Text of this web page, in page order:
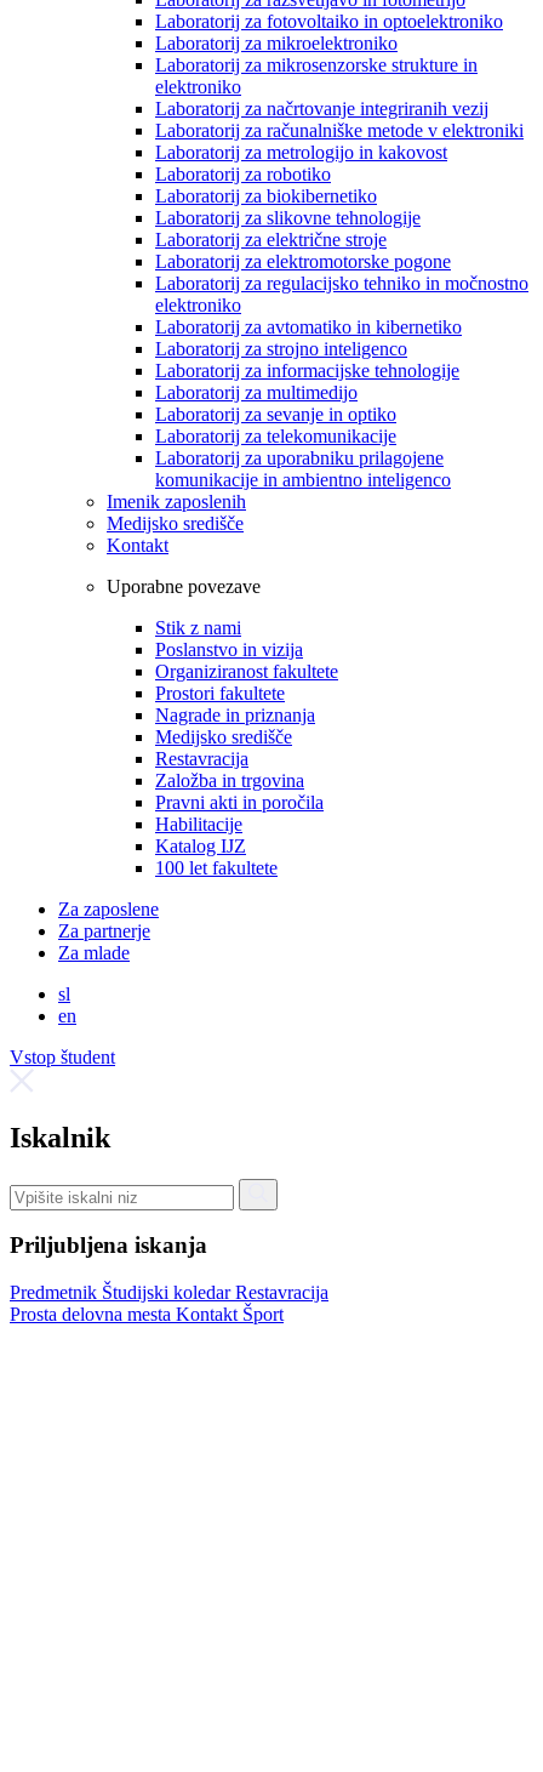
Laboratorij za fotovoltaiko in optoelektroniko
Laboratorij za mikroelektroniko
Laboratorij za mikrosenzorske strukture in
elektroniko
Laboratorij za načrtovanje integriranih vezij
Laboratorij za računalniške metode v elektroniki
Laboratorij za metrologijo in kakovost
Laboratorij za robotiko
Laboratorij za biokibernetiko
Laboratorij za slikovne tehnologije
Laboratorij za električne stroje
Laboratorij za elektromotorske pogone
Laboratorij za regulacijsko tehniko in močnostno
elektroniko
Laboratorij za avtomatiko in kibernetiko
Laboratorij za strojno inteligenco
Laboratorij za informacijske tehnologije
Laboratorij za multimedijo
Laboratorij za sevanje in optiko
Laboratorij za telekomunikacije
Laboratorij za uporabniku prilagojene
komunikacije in ambientno inteligenco
Imenik zaposlenih
Medijsko središče
Kontakt
Uporabne povezave
Stik z nami
Poslanstvo in vizija
Organiziranost fakultete
Prostori fakultete
Nagrade in priznanja
Medijsko središče
Restavracija
Založba in trgovina
Pravni akti in poročila
Habilitacije
Katalog IJZ
100 let fakultete
Za zaposlene
Za partnerje
Za mlade
sl
en
Vstop študent
Iskalnik
Priljubljena iskanja
Predmetnik Študijski koledarRestavracija
Prosta delovna mesta Kontakt Šport